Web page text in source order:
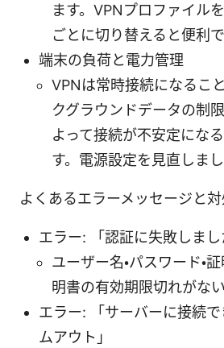
ます。VPNプロファイル
ごとに切り替えると便利で
端末の負荷と電力管理
VPNは常時接続になるこ
クグラウンドデータの制
よって接続が不安定にな
す。電源設定を見直しまし
よくあるエラーメッセージと対
エラー: 「認証に失敗しまし
ユーザー名・パスワード・
明書の有効期限切れがない
エラー: 「サーバーに接続
ムアウト」